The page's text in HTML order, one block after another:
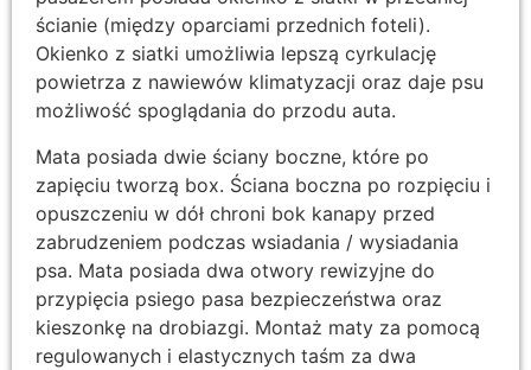
ścianie (między oparciami przednich foteli).
Okienko z siatki umożliwia lepszą cyrkulację
powietrza z nawiewów klimatyzacji oraz daje psu
możliwość spoglądania do przodu auta.
Mata posiada dwie ściany boczne, które po
zapięciu tworzą box. Ściana boczna po rozpięciu i
opuszczeniu w dół chroni bok kanapy przed
zabrudzeniem podczas wsiadania / wysiadania
psa. Mata posiada dwa otwory rewizyjne do
przypięcia psiego pasa bezpieczeństwa oraz
kieszonkę na drobiazgi. Montaż maty za pomocą
regulowanych i elastycznych taśm za dwa